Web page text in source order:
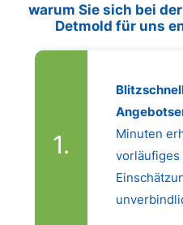
warum Sie sich bei
Detmold für uns
Minuten
vorläufiges